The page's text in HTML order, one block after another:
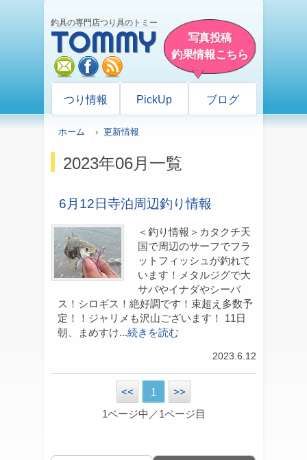
釣具の専門店つり具のトミー
TOMMY
mail facebook
写真投稿
釣果情報こちら
つり情報 PickUp ブログ
ホーム › 更新情報
2023年06月一覧
6月12日寺泊周辺釣り情報
＜釣り情報＞カタクチ天
国で周辺のサーフでフラ
ットフィッシュが釣れて
います！メタルジグで大
サバやイナダやシーバ
ス！シロギス！絶好調です！束超え多数予
定！！ジャリメも沢山ございます！ 11日
朝、まめすけ...続きを読む
2023.6.12
<< 1
>>
1ページ中／1ページ目